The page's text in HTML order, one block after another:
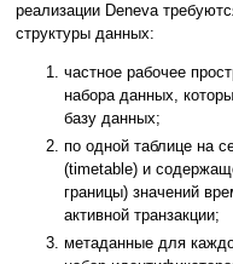
реализации Deneva
структуры данных:
частное рабочее
набора данных,
базу данных;
по одной таблице на
(timetable) и
границы) значений
активной транзакции;
метаданные для